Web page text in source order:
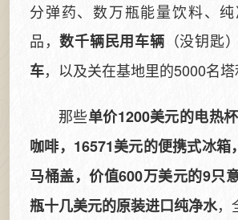
分弹药、数万瓶能量饮料、
品，数千辆民用车辆 （没钥匙
车，以及关在基地里的5000名塔
那些单价1200美元的电热
咖啡，16571美元的便携式冰箱
马桶盖，价值600万美元的9只
瓶十几美元的原装进口纯净水，